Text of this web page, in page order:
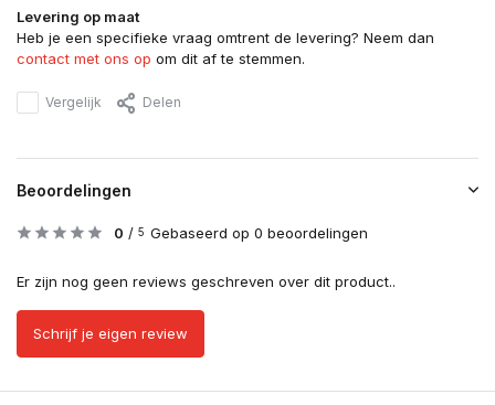
Levering op maat
Heb je een specifieke vraag omtrent de levering? Neem dan
contact met ons op om dit af te stemmen.
Vergelijk Delen
Beoordelingen
0 / 5 Gebaseerd op 0 beoordelingen
Er zijn nog geen reviews geschreven over dit product..
Schrijf je eigen review